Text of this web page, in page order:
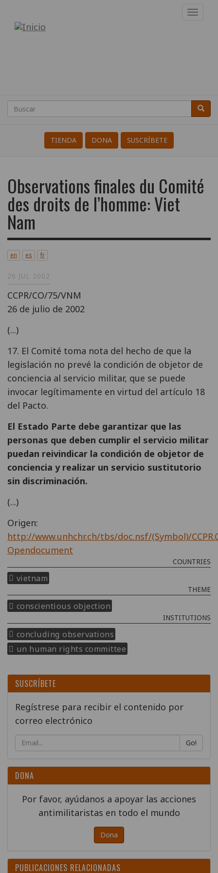
contenido
Internacional
a
la
Guerra
Search
Buscar
TIENDA DONA SUSCRÍBETE
Observations finales du Comité
des droits de l’homme: Viet
Nam
en es fr
26 JUL 2002
CCPR/CO/75/VNM
26 de julio de 2002
(...)
17. El Comité toma nota del hecho de que la
legislación no prevé la condición de objetor de
conciencia al servicio militar, que se puede
invocar legítimamente en virtud del artículo 18
del Pacto.
El Estado Parte debe garantizar que las
personas que deben cumplir el servicio militar
puedan reivindicar la condición de objetor de
conciencia y realizar un servicio sustitutorio
sin discriminación.
(...)
Origen:
http://www.unhchr.ch/tbs/doc.nsf/(Symbol)/
Opendocument
COUNTRIES
vietnam
THEME
conscientious objection
INSTITUTIONS
concluding observations
un human rights committee
SUSCRÍBETE
Regístrese para recibir el contenido por
correo electrónico
Go!
DONA
Por favor, ayúdanos a apoyar las acciones
antimilitaristas en todo el mundo
Dona
PUBLICACIONES RELACIONADAS